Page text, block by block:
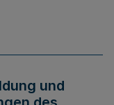
und